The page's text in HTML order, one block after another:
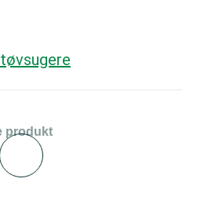
produkt